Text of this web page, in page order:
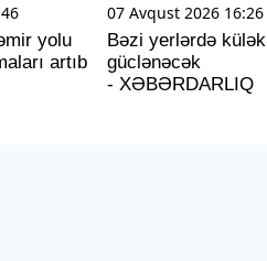
yolu
artıb
07 Avqust 2026 16:26
Bəzi yerlərdə külək
güclənəcək
- XƏBƏRDARLIQ